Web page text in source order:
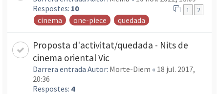
Respostes: 10 1 2
cinema one-piece quedada
Proposta d'activitat/quedada - Nits de
cinema oriental Vic
Darrera entrada Autor: Morte-Diem « 18 jul. 2017,
20:36
Respostes: 4